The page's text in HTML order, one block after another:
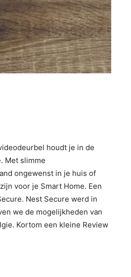
houdt je in de
Met slimme
ongewenst in je huis of
voor je Smart Home. Een
Nest Secure werd in
we de mogelijkheden van
Kortom een kleine Review